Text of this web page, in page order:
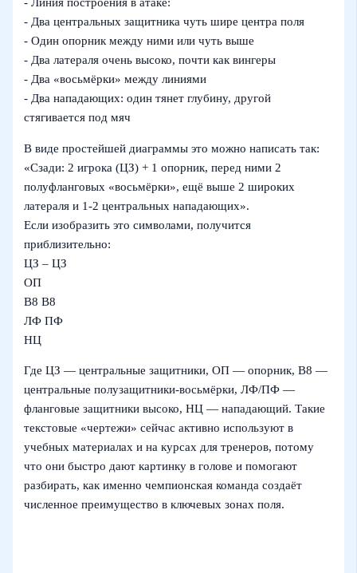
- Линия построения в атаке:
- Два центральных защитника чуть шире центра поля
- Один опорник между ними или чуть выше
- Два латераля очень высоко, почти как вингеры
- Два «восьмёрки» между линиями
- Два нападающих: один тянет глубину, другой
стягивается под мяч
В виде простейшей диаграммы это можно написать так:
«Сзади: 2 игрока (ЦЗ) + 1 опорник, перед ними 2
полуфланговых «восьмёрки», ещё выше 2 широких
латераля и 1-2 центральных нападающих».
Если изобразить это символами, получится
приблизительно:
ЦЗ – ЦЗ
ОП
В8 В8
ЛФ ПФ
НЦ
Где ЦЗ — центральные защитники, ОП — опорник, В8 —
центральные полузащитники-восьмёрки, ЛФ/ПФ —
фланговые защитники высоко, НЦ — нападающий. Такие
текстовые «чертежи» сейчас активно используют в
учебных материалах и на курсах для тренеров, потому
что они быстро дают картинку в голове и помогают
разбирать, как именно чемпионская команда создаёт
численное преимущество в ключевых зонах поля.